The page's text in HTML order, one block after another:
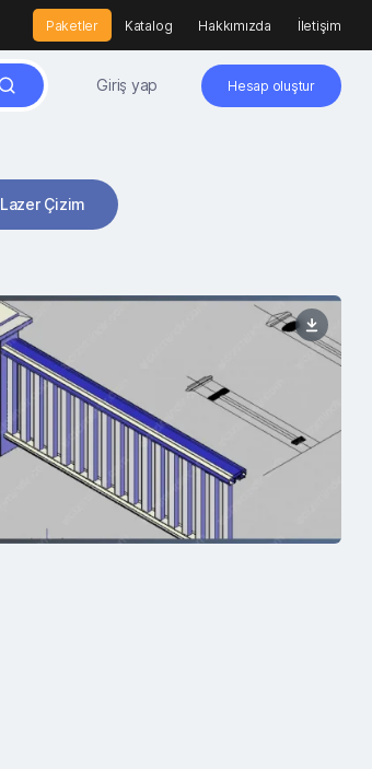
Paketler Katalog Hakkımızda İletişim
Giriş yap Hesap oluştur
Lazer Çizim